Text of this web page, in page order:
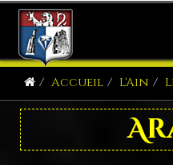
Accueil L'Ain